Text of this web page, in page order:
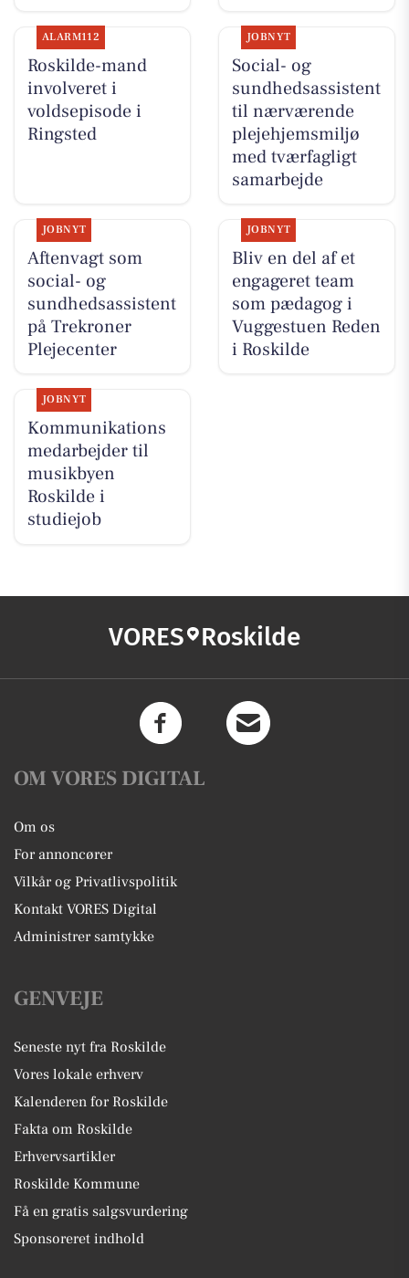
ALARM112
Roskilde-mand
involveret i
voldsepisode i
Ringsted
JOBNYT
Social- og
sundhedsassistent
til nærværende
plejehjemsmiljø
med tværfagligt
samarbejde
JOBNYT
Aftenvagt som
social- og
sundhedsassistent
på Trekroner
Plejecenter
JOBNYT
Bliv en del af et
engageret team
som pædagog i
Vuggestuen Reden
i Roskilde
JOBNYT
Kommunikations
medarbejder til
musikbyen
Roskilde i
studiejob
VORES Roskilde
OM VORES DIGITAL
Om os
For annoncører
Vilkår og Privatlivspolitik
Kontakt VORES Digital
Administrer samtykke
GENVEJE
Seneste nyt fra Roskilde
Vores lokale erhverv
Kalenderen for Roskilde
Fakta om Roskilde
Erhvervsartikler
Roskilde Kommune
Få en gratis salgsvurdering
Sponsoreret indhold